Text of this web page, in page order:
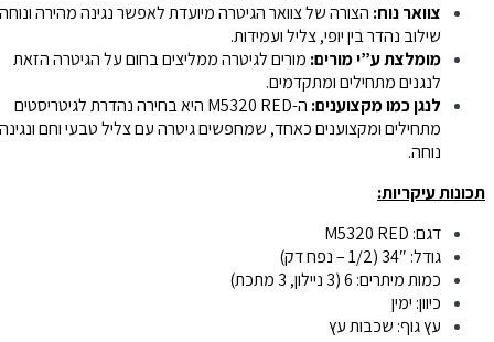
צוואר נוח:הצורה של צוואר הגיטרה מיועדת לאפשר נגינה מהירה ונוחה.
שילוב נהדר בין יופי, צליל ועמידות.
מומלצת ע”י מורים:מורים לגיטרה ממליצים בחום על הגיטרה הזאת
לנגנים מתחילים ומתקדמים.
לנגן כמו מקצוענים:
ה-M5320 RED היא בחירה נהדרת לגיטריסטים
מתחילים ומקצוענים כאחד, שמחפשים גיטרה עם צליל טבעי וחם ונגינה
נוחה.
תכונות עיקריות:
דגם: M5320 RED
גודל: 34″ (1/2 – נפח דק)
כמות מיתרים: 6 (3 ניילון, 3 מתכת)
כיוון: ימין
עץ גוף: שכבות עץ